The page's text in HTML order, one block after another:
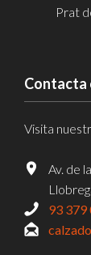
Prat
Contacta
Visita
Av. de
93 379